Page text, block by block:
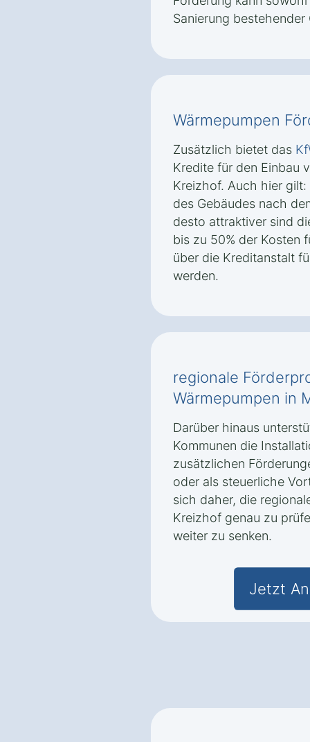
Sanierung
Wärmepumpen
Zusätzlich bietet das
Kredite für den Einbau
Kreizhof. Auch hier
des Gebäudes nach
desto attraktiver sind
bis zu 50% der Kosten
über die Kreditanstalt
werden.
regionale
Wärmepumpen in
Darüber hinaus
Kommunen die
zusätzlichen
oder als steuerliche
sich daher, die
Kreizhof genau zu
weiter zu senken.
Jetzt